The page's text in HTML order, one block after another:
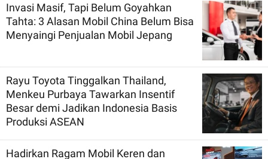
Invasi Masif, Tapi Belum Goyahkan
Tahta: 3 Alasan Mobil China Belum Bisa
Menyaingi Penjualan Mobil Jepang
Rayu Toyota Tinggalkan Thailand,
Menkeu Purbaya Tawarkan Insentif
Besar demi Jadikan Indonesia Basis
Produksi ASEAN
Hadirkan Ragam Mobil Keren dan